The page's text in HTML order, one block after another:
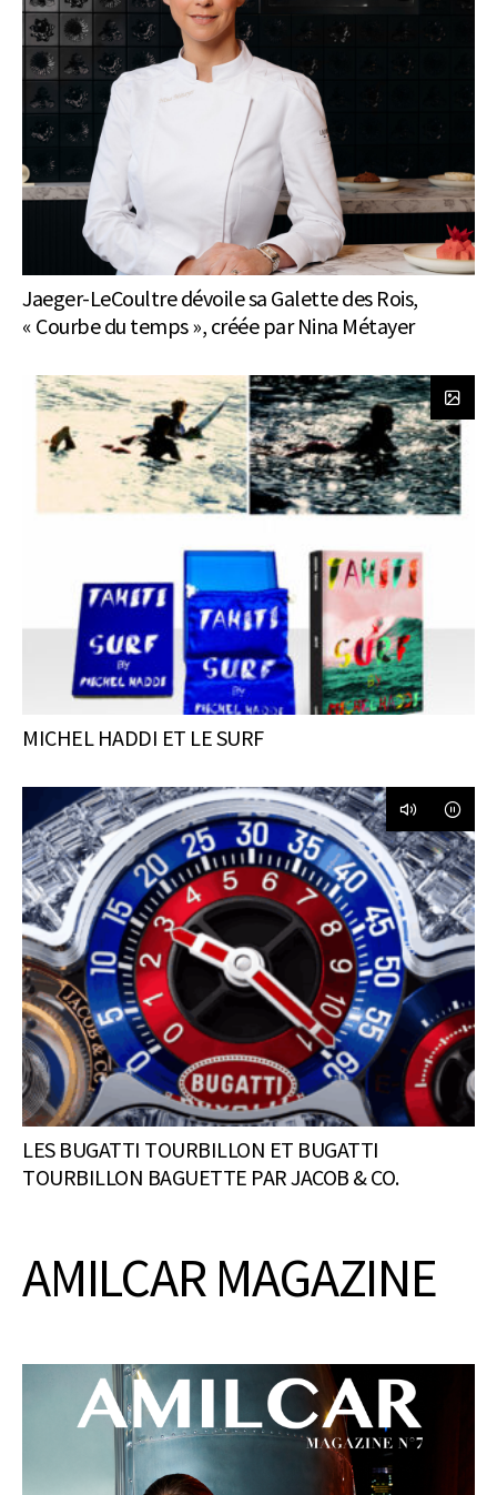
Jaeger-LeCoultre dévoile sa Galette des Rois,
« Courbe du temps », créée par Nina Métayer
MICHEL HADDI ET LE SURF
LES BUGATTI TOURBILLON ET BUGATTI
TOURBILLON BAGUETTE PAR JACOB & CO.
AMILCAR MAGAZINE